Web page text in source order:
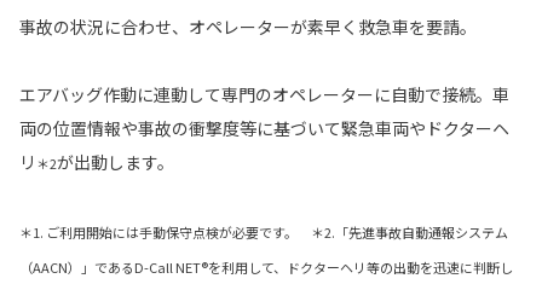
事故の状況に合わせ、オペレーターが素早く救急車を要請。
エアバッグ作動に連動して専門のオペレーターに自動で接続。車
両の位置情報や事故の衝撃度等に基づいて緊急車両やドクターヘ
リ ＊2が出動します。
＊1. ご利用開始には手動保守点検が必要です。 ＊2.「先進事故自動通報システム
（AACN）」であるD-Call NET®を利用して、ドクターヘリ等の出動を迅速に判断し